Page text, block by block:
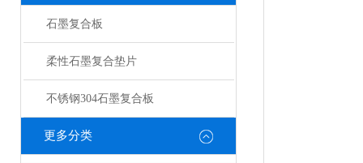
石墨复合板
柔性石墨复合垫片
不锈钢304石墨复合板
更多分类